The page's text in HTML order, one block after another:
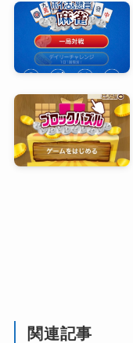
関連記事